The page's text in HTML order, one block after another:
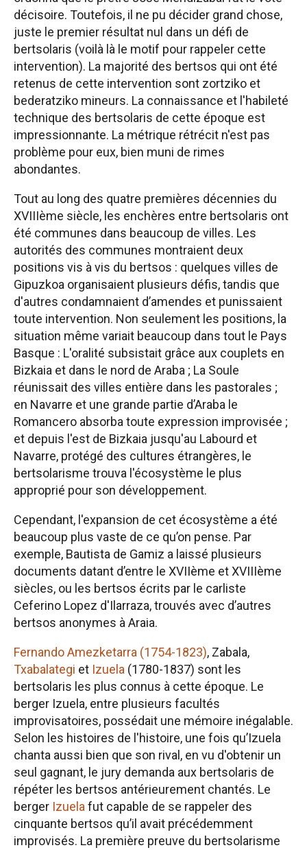
décisoire. Toutefois, il ne pu décider grand chose,
juste le premier résultat nul dans un défi de
bertsolaris (voilà là le motif pour rappeler cette
intervention). La majorité des bertsos qui ont été
retenus de cette intervention sont zortziko et
bederatziko mineurs. La connaissance et l'habileté
technique des bertsolaris de cette époque est
impressionnante. La métrique rétrécit n'est pas
problème pour eux, bien muni de rimes
abondantes.
Tout au long des quatre premières décennies du
XVIIIème siècle, les enchères entre bertsolaris ont
été communes dans beaucoup de villes. Les
autorités des communes montraient deux
positions vis à vis du bertsos : quelques villes de
Gipuzkoa organisaient plusieurs défis, tandis que
d'autres condamnaient d’amendes et punissaient
toute intervention. Non seulement les positions, la
situation même variait beaucoup dans tout le Pays
Basque : L'oralité subsistait grâce aux couplets en
Bizkaia et dans le nord de Araba ; La Soule
réunissait des villes entière dans les pastorales ;
en Navarre et une grande partie d’Araba le
Romancero absorba toute expression improvisée ;
et depuis l'est de Bizkaia jusqu'au Labourd et
Navarre, protégé des cultures étrangères, le
bertsolarisme trouva l'écosystème le plus
approprié pour son développement.
Cependant, l'expansion de cet écosystème a été
beaucoup plus vaste de ce qu’on pense. Par
exemple, Bautista de Gamiz a laissé plusieurs
documents datant d’entre le XVIIème et XVIIIème
siècles, ou les bertsos écrits par le carliste
Ceferino Lopez d'Ilarraza, trouvés avec d’autres
bertsos anonymes à Araia.
Fernando Amezketarra (1754-1823), Zabala,
Txabalategi et Izuela (1780-1837) sont les
bertsolaris les plus connus à cette époque. Le
berger Izuela, entre plusieurs facultés
improvisatoires, possédait une mémoire inégalable.
Selon les histoires de l'histoire, une fois qu’Izuela
chanta aussi bien que son rival, en vu d'obtenir un
seul gagnant, le jury demanda aux bertsolaris de
répéter les bertsos antérieurement chantés. Le
berger Izuela fut capable de se rappeler des
cinquante bertsos qu’il avait précédemment
improvisés. La première preuve du bertsolarisme